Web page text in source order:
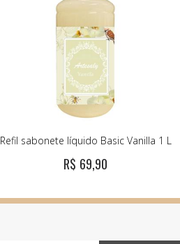
Refil sabonete líquido Basic Vanilla 1 L
R$ 69,90